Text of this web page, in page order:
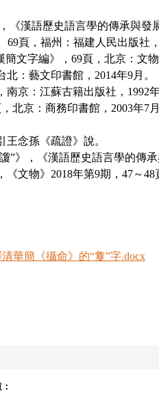
《漢語歷史語言學的傳承與
69頁，福州：福建人民出版社，
簡文字編》， 69頁，北京：文物
北：藝文印書館， 2014年9月。
南京：江蘇古籍出版社， 1992
北京：商務印書館， 2003年7
王念孫《疏證》說。
”》，《漢語歷史語言學的
文物》 2018年第9期， 47～48
華簡《攝命》的“敻”字.docx